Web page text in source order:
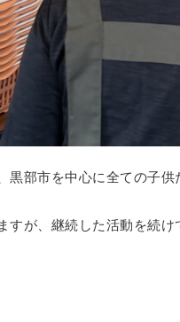
黒部市を中心に全ての子
が、継続した活動を続け